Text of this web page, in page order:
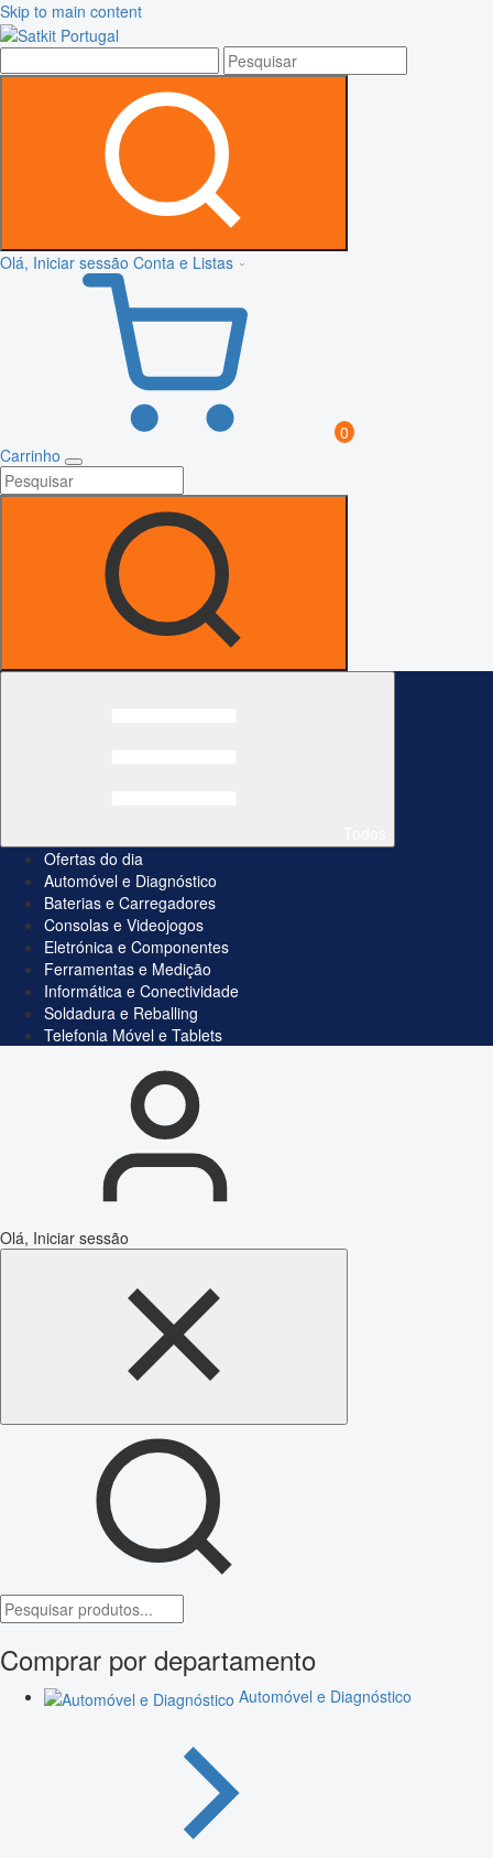
Skip to main content
Olá, Iniciar sessão Conta e Listas
0
Carrinho
Ofertas do dia
Automóvel e Diagnóstico
Baterias e Carregadores
Consolas e Videojogos
Eletrónica e Componentes
Ferramentas e Medição
Informática e Conectividade
Soldadura e Reballing
Telefonia Móvel e Tablets
Olá, Iniciar sessão
Comprar por departamento
Automóvel e Diagnóstico